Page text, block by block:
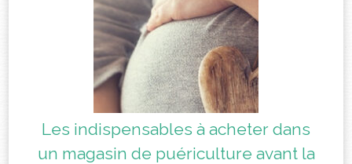
Les indispensables à acheter dans
un magasin de puériculture avant la